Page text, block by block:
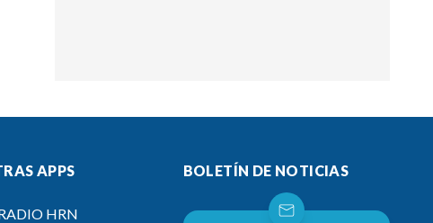
APPS
HRN
BOLETÍN DE NOTICIAS